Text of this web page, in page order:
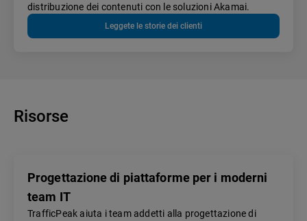
distribuzione dei contenuti con le soluzioni Akamai.
Leggete le storie dei clienti
Risorse
Progettazione di piattaforme per i moderni
team IT
TrafficPeak aiuta i team addetti alla progettazione di